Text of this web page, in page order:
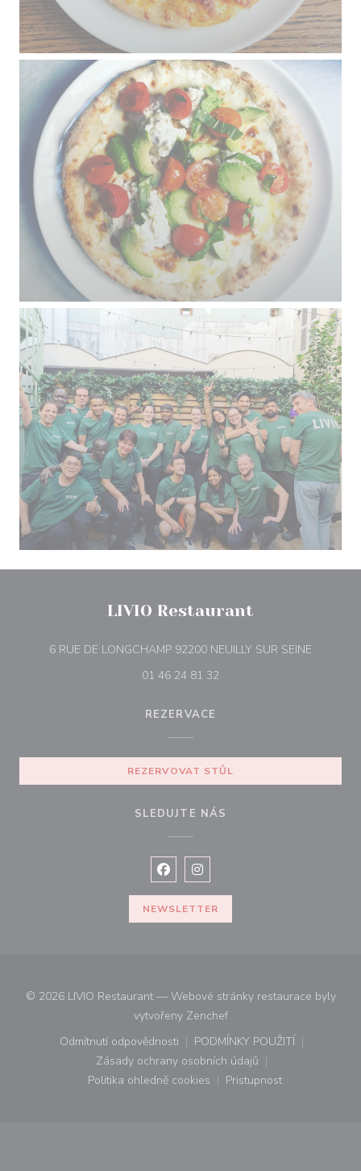
LIVIO Restaurant
6 RUE DE LONGCHAMP 92200 NEUILLY SUR SEINE
01 46 24 81 32
REZERVACE
REZERVOVAT STŮL
SLEDUJTE NÁS
Facebook ((otevře se v novém
Instagram ((otevře se v
NEWSLETTER
© 2026 LIVIO Restaurant — Webové stránky restaurace byly
vytvořeny Zenchef((otevře se v novém okně))
Odmítnutí odpovědnosti
((otevře se v novém okně))
PODMÍNKY POUŽITÍ
((otevře se v novém
Zásady ochrany osobních údajů
((otevře se v novém okně))
Politika ohledně cookies
((otevře se v novém okně))
Pristupnost
((otevře se v novém